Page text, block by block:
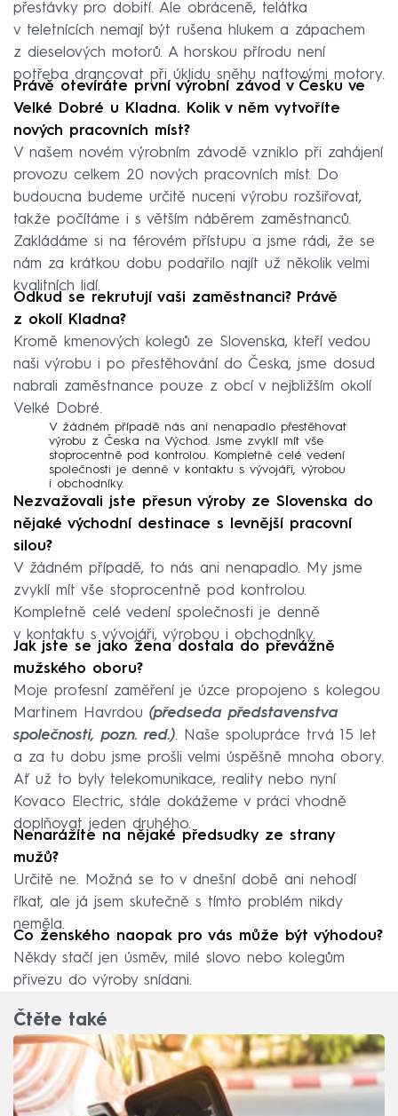
přestávky pro dobití. Ale obráceně, telátka
v teletnících nemají být rušena hlukem a zápachem
z dieselových motorů. A horskou přírodu není
potřeba drancovat při úklidu sněhu naftovými motory.
Právě otevíráte první výrobní závod v Česku ve
Velké Dobré u Kladna. Kolik v něm vytvoříte
nových pracovních míst?
V našem novém výrobním závodě vzniklo při zahájení
provozu celkem 20 nových pracovních míst. Do
budoucna budeme určitě nuceni výrobu rozšiřovat,
takže počítáme i s větším náběrem zaměstnanců.
Zakládáme si na férovém přístupu a jsme rádi, že se
nám za krátkou dobu podařilo najít už několik velmi
kvalitních lidí.
Odkud se rekrutují vaši zaměstnanci? Právě
z okolí Kladna?
Kromě kmenových kolegů ze Slovenska, kteří vedou
naši výrobu i po přestěhování do Česka, jsme dosud
nabrali zaměstnance pouze z obcí v nejbližším okolí
Velké Dobré.
V žádném případě nás ani nenapadlo přestěhovat
výrobu z Česka na Východ. Jsme zvyklí mít vše
stoprocentně pod kontrolou. Kompletně celé vedení
společnosti je denně v kontaktu s vývojáři, výrobou
i obchodníky.
Nezvažovali jste přesun výroby ze Slovenska do
nějaké východní destinace s levnější pracovní
silou?
V žádném případě, to nás ani nenapadlo. My jsme
zvyklí mít vše stoprocentně pod kontrolou.
Kompletně celé vedení společnosti je denně
v kontaktu s vývojáři, výrobou i obchodníky.
Jak jste se jako žena dostala do převážně
mužského oboru?
Moje profesní zaměření je úzce propojeno s kolegou
Martinem Havrdou (předseda představenstva
společnosti, pozn. red.). Naše spolupráce trvá 15 let
a za tu dobu jsme prošli velmi úspěšně mnoha obory.
Ať už to byly telekomunikace, reality nebo nyní
Kovaco Electric, stále dokážeme v práci vhodně
doplňovat jeden druhého.
Nenarážíte na nějaké předsudky ze strany
mužů?
Určitě ne. Možná se to v dnešní době ani nehodí
říkat, ale já jsem skutečně s tímto problém nikdy
neměla.
Co ženského naopak pro vás může být výhodou?
Někdy stačí jen úsměv, milé slovo nebo kolegům
přivezu do výroby snídani.
Čtěte také